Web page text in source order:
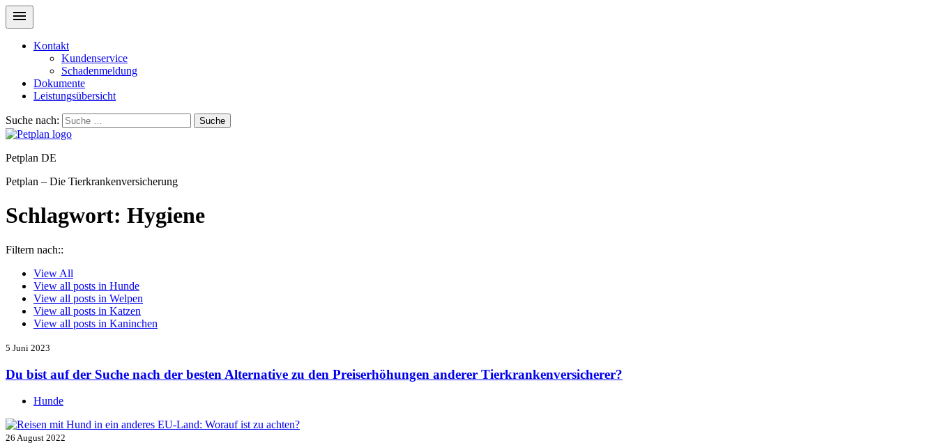
Kontakt
Kundenservice
Schadenmeldung
Dokumente
Leistungsübersicht
Suche nach: Suche
Petplan DE
Petplan – Die Tierkrankenversicherung
Schlagwort: Hygiene
Filtern nach::
View All
View all posts in Hunde
View all posts in Welpen
View all posts in Katzen
View all posts in Kaninchen
5 Juni 2023
Du bist auf der Suche nach der besten Alternative zu den Preiserhöhungen anderer Tierkrankenversicherer?
Hunde
26 August 2022